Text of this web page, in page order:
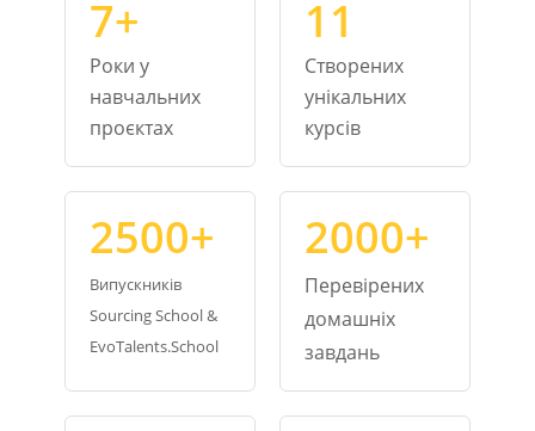
7+
Роки у
навчальних
проєктах
11
Створених
унікальних
курсів
2500+
Випускників
Sourcing School &
EvoTalents.School
2000+
Перевірених
домашніх
завдань